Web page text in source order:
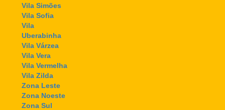
Vila Simões
Vila Sofia
Vila
Uberabinha
Vila Várzea
Vila Vera
Vila Vermelha
Vila Zilda
Zona Leste
Zona Noeste
Zona Sul